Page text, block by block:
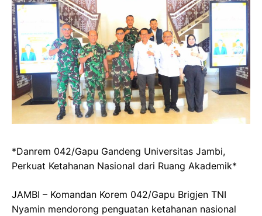
*Danrem 042/Gapu Gandeng Universitas Jambi,
Perkuat Ketahanan Nasional dari Ruang Akademik*
JAMBI – Komandan Korem 042/Gapu Brigjen TNI
Nyamin mendorong penguatan ketahanan nasional